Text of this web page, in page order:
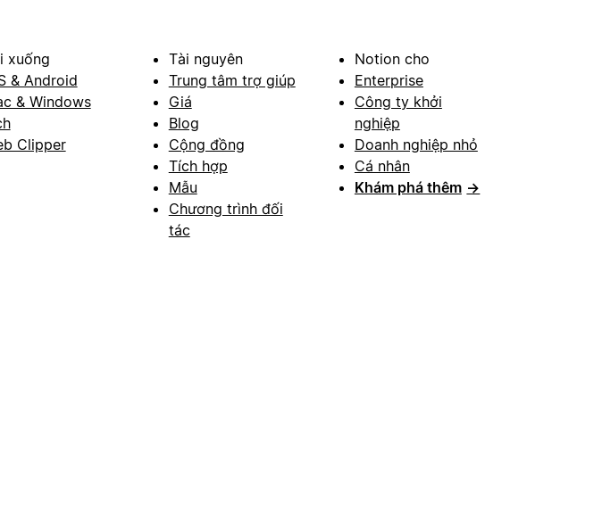
xuống
& Android
& Windows
Clipper
Tài nguyên
Trung tâm trợ giúp
Giá
Blog
Cộng đồng
Tích hợp
Mẫu
Chương trình đối
tác
Notion cho
Enterprise
Công ty khởi
nghiệp
Doanh nghiệp nhỏ
Cá nhân
Khám phá thêm →